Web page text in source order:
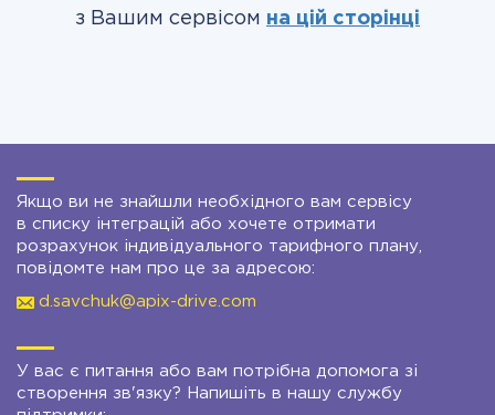
з Вашим сервісом на цій сторінці
Якщо ви не знайшли необхідного вам сервісу
в списку інтеграцій або хочете отримати
розрахунок індивідуального тарифного плану,
повідомте нам про це за адресою:
d.savchuk@apix-drive.com
У вас є питання або вам потрібна допомога зі
створення зв'язку? Напишіть в нашу службу